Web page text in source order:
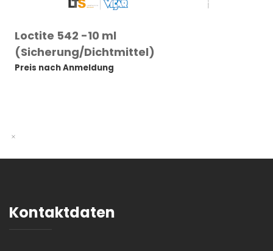
Loctite 542 -10 ml
(Sicherung/Dichtmittel)
Preis nach Anmeldung
Kontaktdaten